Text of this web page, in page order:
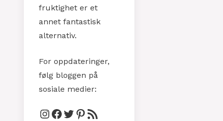
fruktighet er et
annet fantastisk
alternativ.
For oppdateringer,
følg bloggen på
sosiale medier:
Instagram
Facebook
Twitter
Pinterest
RSS-strøm